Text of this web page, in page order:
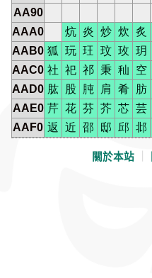
AA90
AAA0
炕 炎 炒 炊 炙
AAB0 狐 玩 玨 玟 玫 玥
AAC0 社 祀 祁 秉 秈 空
AAD0 肱 股 肫 肩 肴 肪
AAE0 芹 花 芬 芥 芯 芸
AAF0 返 近 邵 邸 邱 邶
關於本站